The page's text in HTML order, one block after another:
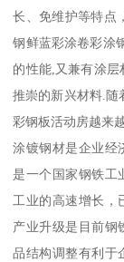
长、免维护等特点
钢鲜蓝彩涂卷彩涂
的性能,又兼有涂
推崇的新兴材料.随
彩钢板活动房越来
涂镀钢材是企业经
是一个国家钢铁工
工业的高速增长，
产业升级是目前钢
品结构调整有利于